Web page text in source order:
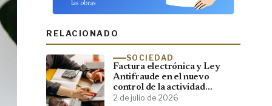
RELACIONADO
SOCIEDAD
Factura electrónica y Ley
Antifraude en el nuevo
control de la actividad
empresarial
2 de julio de 2026